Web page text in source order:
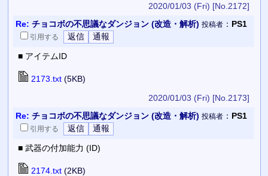
2020/01/03 (Fri) [No.2172]
Re: チョコボの不思議なダンジョン (改造・解析) 投稿者： PS1
引用する
■ アイテムID
2173.txt(5KB)
2020/01/03 (Fri) [No.2173]
Re: チョコボの不思議なダンジョン (改造・解析) 投稿者： PS1
引用する
■ 武器の付加能力 (ID)
2174.txt(2KB)